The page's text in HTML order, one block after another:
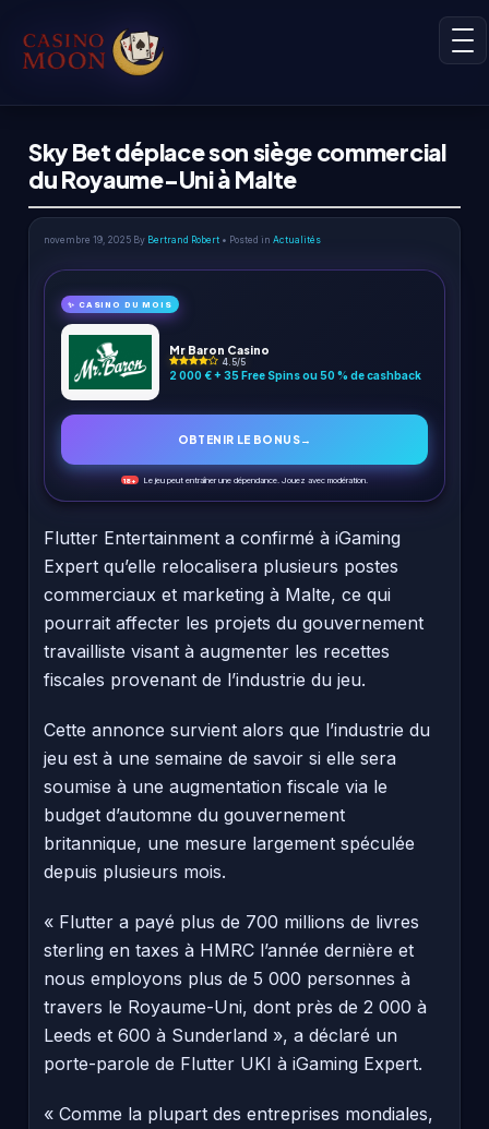
Sky Bet déplace son siège commercial
du Royaume-Uni à Malte
novembre 19, 2025 By Bertrand Robert • Posted in Actualités
✨ CASINO DU MOIS
Mr Baron Casino
4.5/5
2 000 € + 35 Free Spins ou 50 % de cashback
OBTENIR LE BONUS→
18+ Le jeu peut entraîner une dépendance. Jouez avec modération.
Flutter Entertainment a confirmé à iGaming
Expert qu’elle relocalisera plusieurs postes
commerciaux et marketing à Malte, ce qui
pourrait affecter les projets du gouvernement
travailliste visant à augmenter les recettes
fiscales provenant de l’industrie du jeu.
Cette annonce survient alors que l’industrie du
jeu est à une semaine de savoir si elle sera
soumise à une augmentation fiscale via le
budget d’automne du gouvernement
britannique, une mesure largement spéculée
depuis plusieurs mois.
« Flutter a payé plus de 700 millions de livres
sterling en taxes à HMRC l’année dernière et
nous employons plus de 5 000 personnes à
travers le Royaume-Uni, dont près de 2 000 à
Leeds et 600 à Sunderland », a déclaré un
porte-parole de Flutter UKI à iGaming Expert.
« Comme la plupart des entreprises mondiales,